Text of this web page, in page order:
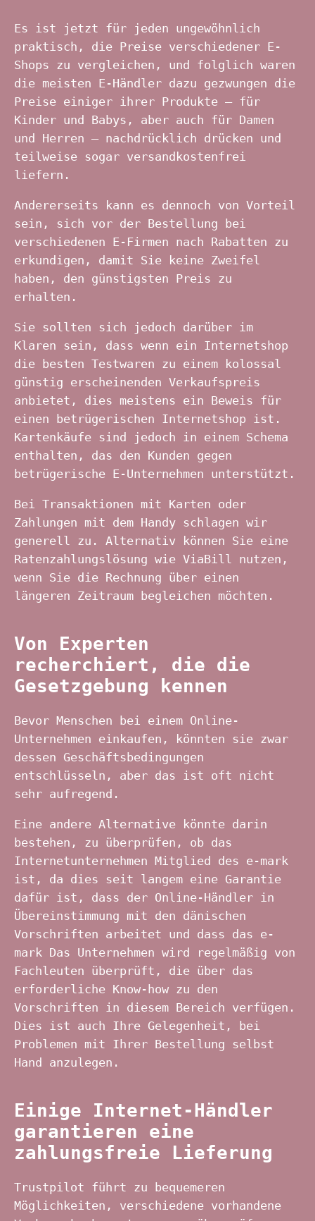
Es ist jetzt für jeden ungewöhnlich
praktisch, die Preise verschiedener E-
Shops zu vergleichen, und folglich waren
die meisten E-Händler dazu gezwungen die
Preise einiger ihrer Produkte – für
Kinder und Babys, aber auch für Damen
und Herren – nachdrücklich drücken und
teilweise sogar versandkostenfrei
liefern.
Andererseits kann es dennoch von Vorteil
sein, sich vor der Bestellung bei
verschiedenen E-Firmen nach Rabatten zu
erkundigen, damit Sie keine Zweifel
haben, den günstigsten Preis zu
erhalten.
Sie sollten sich jedoch darüber im
Klaren sein, dass wenn ein Internetshop
die besten Testwaren zu einem kolossal
günstig erscheinenden Verkaufspreis
anbietet, dies meistens ein Beweis für
einen betrügerischen Internetshop ist.
Kartenkäufe sind jedoch in einem Schema
enthalten, das den Kunden gegen
betrügerische E-Unternehmen unterstützt.
Bei Transaktionen mit Karten oder
Zahlungen mit dem Handy schlagen wir
generell zu. Alternativ können Sie eine
Ratenzahlungslösung wie ViaBill nutzen,
wenn Sie die Rechnung über einen
längeren Zeitraum begleichen möchten.
Von Experten
recherchiert, die die
Gesetzgebung kennen
Bevor Menschen bei einem Online-
Unternehmen einkaufen, könnten sie zwar
dessen Geschäftsbedingungen
entschlüsseln, aber das ist oft nicht
sehr aufregend.
Eine andere Alternative könnte darin
bestehen, zu überprüfen, ob das
Internetunternehmen Mitglied des e-mark
ist, da dies seit langem eine Garantie
dafür ist, dass der Online-Händler in
Übereinstimmung mit den dänischen
Vorschriften arbeitet und dass das e-
mark Das Unternehmen wird regelmäßig von
Fachleuten überprüft, die über das
erforderliche Know-how zu den
Vorschriften in diesem Bereich verfügen.
Dies ist auch Ihre Gelegenheit, bei
Problemen mit Ihrer Bestellung selbst
Hand anzulegen.
Einige Internet-Händler
garantieren eine
zahlungsfreie Lieferung
Trustpilot führt zu bequemeren
Möglichkeiten, verschiedene vorhandene